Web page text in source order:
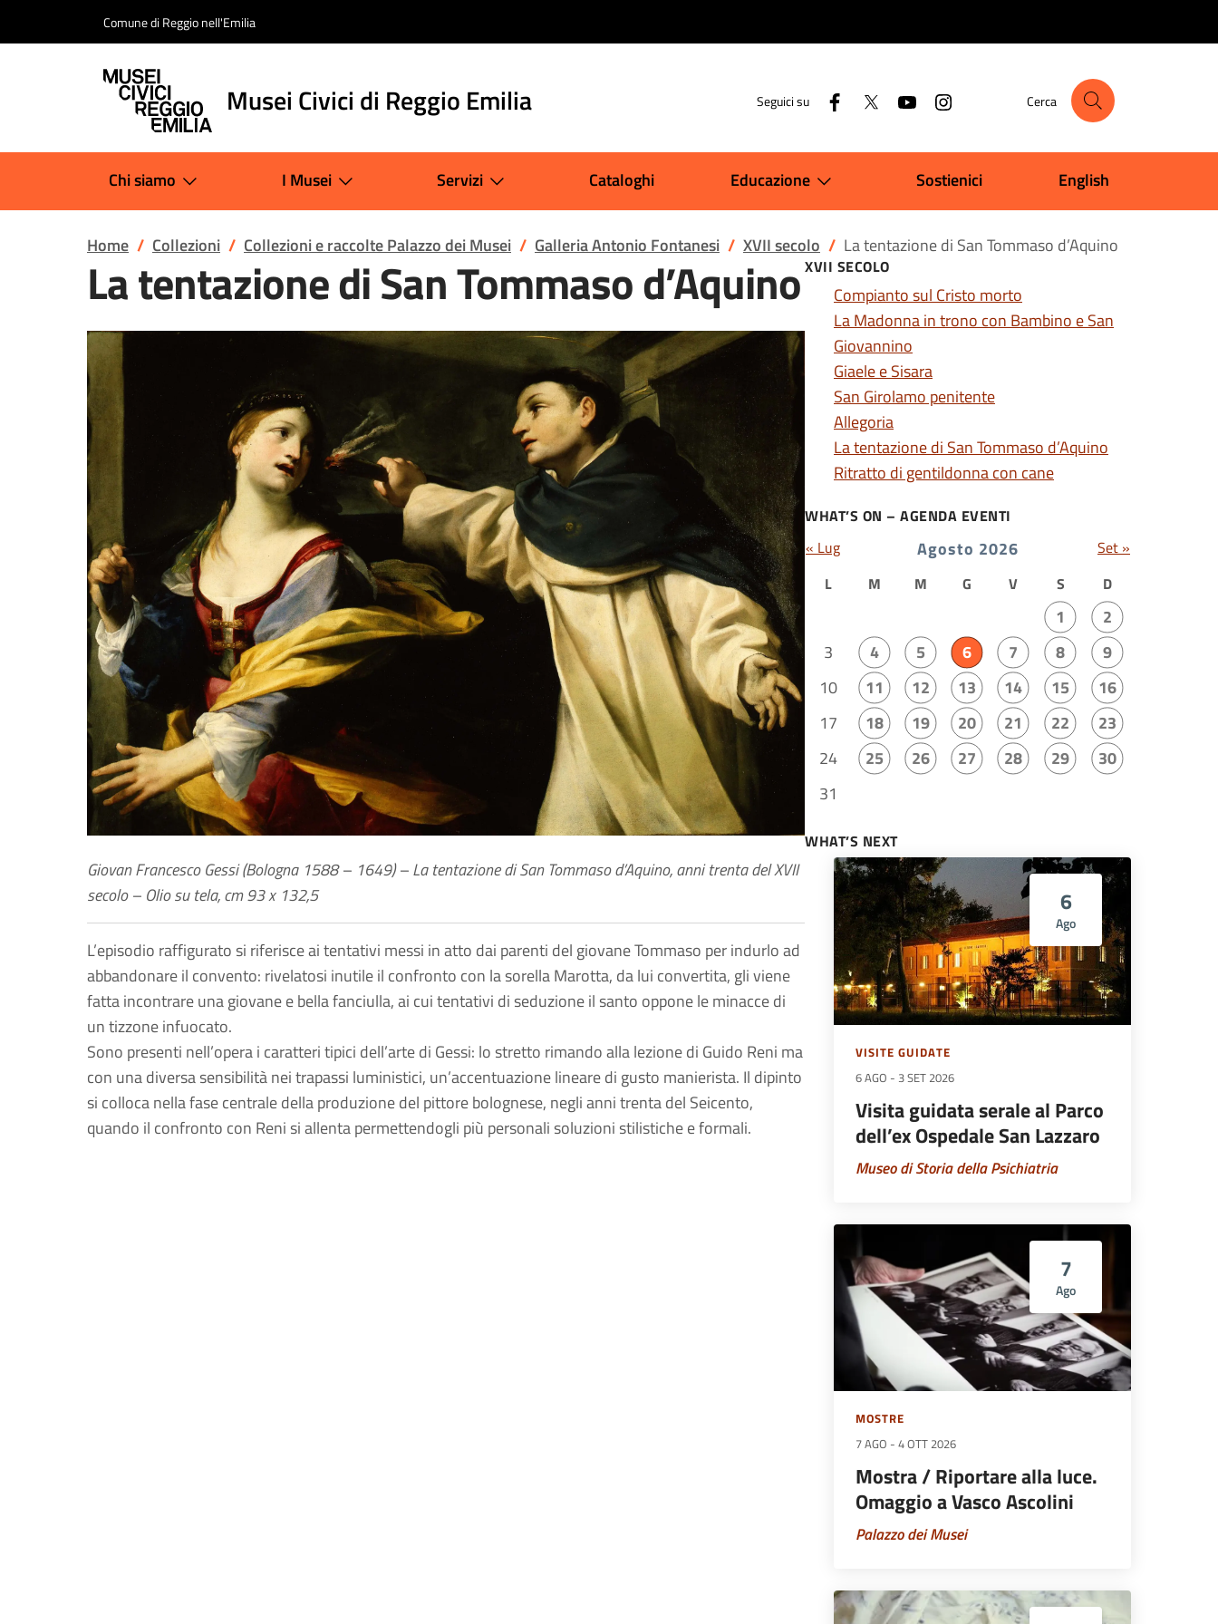
Comune di Reggio nell'Emilia
Musei Civici di Reggio Emilia Seguici su Cerca
Chi siamo I Musei Servizi Cataloghi Educazione Sostienici English
Home Collezioni Collezioni e raccolte Palazzo dei Musei Galleria Antonio Fontanesi XVII secolo La tentazione di San Tommaso d’Aquino
La tentazione di San Tommaso d’Aquino
Giovan Francesco Gessi (Bologna 1588 – 1649) – La tentazione di San Tommaso d’Aquino, anni trenta del XVII
secolo – Olio su tela, cm 93 x 132,5
L’episodio raffigurato si riferisce ai tentativi messi in atto dai parenti del giovane Tommaso per indurlo ad
abbandonare il convento: rivelatosi inutile il confronto con la sorella Marotta, da lui convertita, gli viene
fatta incontrare una giovane e bella fanciulla, ai cui tentativi di seduzione il santo oppone le minacce di
un tizzone infuocato.
Sono presenti nell’opera i caratteri tipici dell’arte di Gessi: lo stretto rimando alla lezione di Guido Reni ma
con una diversa sensibilità nei trapassi luministici, un’accentuazione lineare di gusto manierista. Il dipinto
si colloca nella fase centrale della produzione del pittore bolognese, negli anni trenta del Seicento,
quando il confronto con Reni si allenta permettendogli più personali soluzioni stilistiche e formali.
XVII SECOLO
Compianto sul Cristo morto
La Madonna in trono con Bambino e San
Giovannino
Giaele e Sisara
San Girolamo penitente
Allegoria
La tentazione di San Tommaso d’Aquino
Ritratto di gentildonna con cane
WHAT’S ON – AGENDA EVENTI
Agosto 2026
L M M G V S D
1
2
3
4 5 6 7 8
9
10
11 12 13 14 15
16
17
18 19 20 21 22
23
24
25 26 27 28 29
30
31
« Lug Set »
WHAT’S NEXT
6
Ago
VISITE GUIDATE
6 AGO - 3 SET 2026
Visita guidata serale al Parco
dell’ex Ospedale San Lazzaro
Museo di Storia della Psichiatria
7
Ago
MOSTRE
7 AGO - 4 OTT 2026
Mostra / Riportare alla luce.
Omaggio a Vasco Ascolini
Palazzo dei Musei